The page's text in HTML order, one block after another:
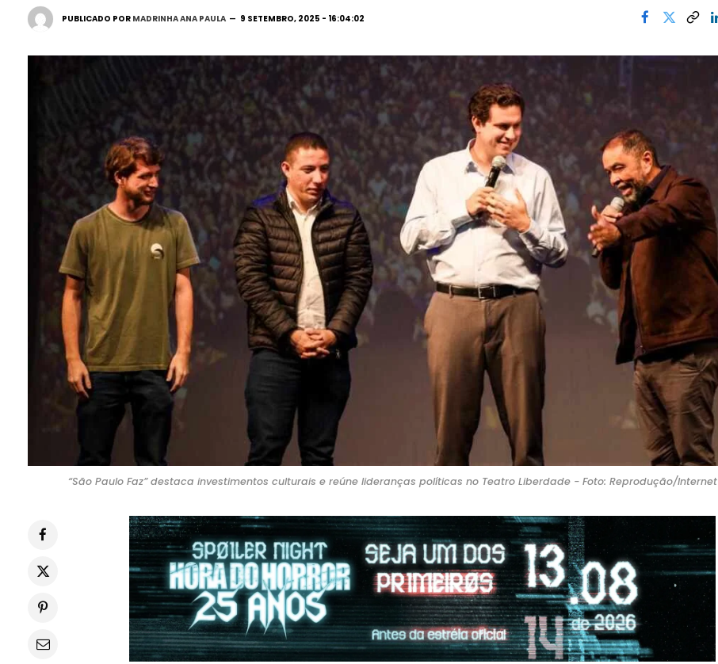
PUBLICADO POR MADRINHA ANA PAULA 9 SETEMBRO, 2025 - 16:04:02
“São Paulo Faz” destaca investimentos culturais e reúne lideranças políticas no Teatro Liberdade - Foto: Reprodução/Internet